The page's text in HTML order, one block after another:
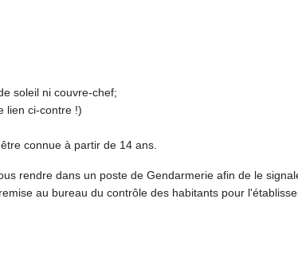
soleil ni couvre-chef;
lien ci-contre !)
connue à partir de 14 ans.
rendre dans un poste de Gendarmerie afin de le
au bureau du contrôle des habitants pour